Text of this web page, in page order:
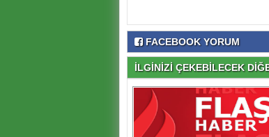
FACEBOOK YORUM
İLGİNİZİ ÇEKEBİLECEK